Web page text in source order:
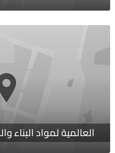
العالمية لمواد البناء